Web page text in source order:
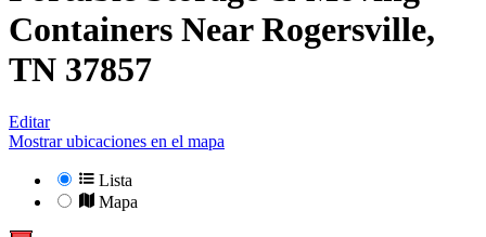
Containers NearRogersville,
TN 37857
Editar
Mostrar ubicaciones en el mapa
Lista
Mapa